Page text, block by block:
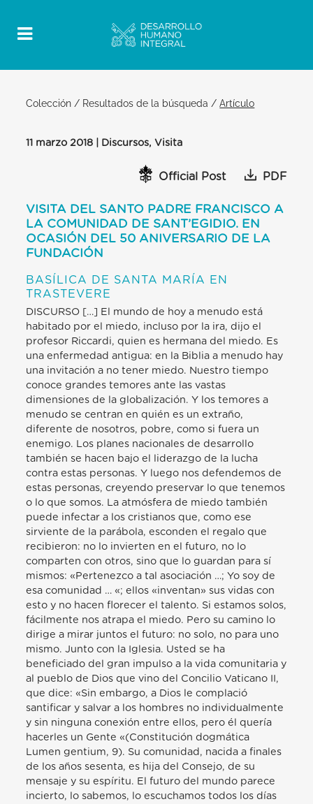
Colección / Resultados de la búsqueda /Artículo
11 marzo 2018 | Discursos, Visita
Official Post PDF
VISITA DEL SANTO PADRE FRANCISCO A
LA COMUNIDAD DE SANT’EGIDIO. EN
OCASIÓN DEL 50 ANIVERSARIO DE LA
FUNDACIÓN
BASÍLICA DE SANTA MARÍA EN
TRASTEVERE
DISCURSO […] El mundo de hoy a menudo está
habitado por el miedo, incluso por la ira, dijo el
profesor Riccardi, quien es hermana del miedo. Es
una enfermedad antigua: en la Biblia a menudo hay
una invitación a no tener miedo. Nuestro tiempo
conoce grandes temores ante las vastas
dimensiones de la globalización. Y los temores a
menudo se centran en quién es un extraño,
diferente de nosotros, pobre, como si fuera un
enemigo. Los planes nacionales de desarrollo
también se hacen bajo el liderazgo de la lucha
contra estas personas. Y luego nos defendemos de
estas personas, creyendo preservar lo que tenemos
o lo que somos. La atmósfera de miedo también
puede infectar a los cristianos que, como ese
sirviente de la parábola, esconden el regalo que
recibieron: no lo invierten en el futuro, no lo
comparten con otros, sino que lo guardan para sí
mismos: «Pertenezco a tal asociación …; Yo soy de
esa comunidad … «; ellos «inventan» sus vidas con
esto y no hacen florecer el talento. Si estamos solos,
fácilmente nos atrapa el miedo. Pero su camino lo
dirige a mirar juntos el futuro: no solo, no para uno
mismo. Junto con la Iglesia. Usted se ha
beneficiado del gran impulso a la vida comunitaria y
al pueblo de Dios que vino del Concilio Vaticano II,
que dice: «Sin embargo, a Dios le complació
santificar y salvar a los hombres no individualmente
y sin ninguna conexión entre ellos, pero él quería
hacerles un Gente «(Constitución dogmática
Lumen gentium, 9). Su comunidad, nacida a finales
de los años sesenta, es hija del Consejo, de su
mensaje y su espíritu. El futuro del mundo parece
incierto, lo sabemos, lo escuchamos todos los días